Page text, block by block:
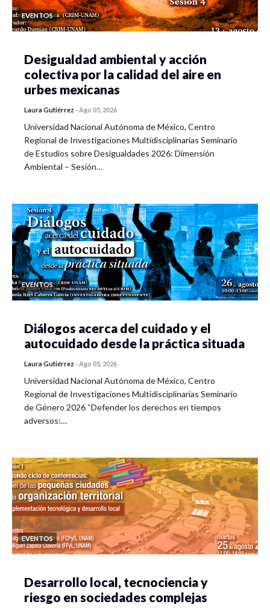
EVENTOS
Desigualdad ambiental y acción
colectiva por la calidad del aire en
urbes mexicanas
Laura Gutiérrez -Ago 05, 2026
Universidad Nacional Autónoma de México, Centro
Regional de Investigaciones Multidisciplinarias Seminario
de Estudios sobre Desigualdades 2026: Dimensión
Ambiental – Sesión…
EVENTOS
Diálogos acerca del cuidado y el
autocuidado desde la práctica situada
Laura Gutiérrez -Ago 05, 2026
Universidad Nacional Autónoma de México, Centro
Regional de Investigaciones Multidisciplinarias Seminario
de Género 2026 “Defender los derechos en tiempos
adversos:…
EVENTOS
Desarrollo local, tecnociencia y
riesgo en sociedades complejas